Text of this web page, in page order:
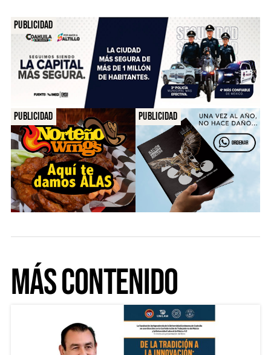
Publicidad
Publicidad Publicidad
Más Contenido